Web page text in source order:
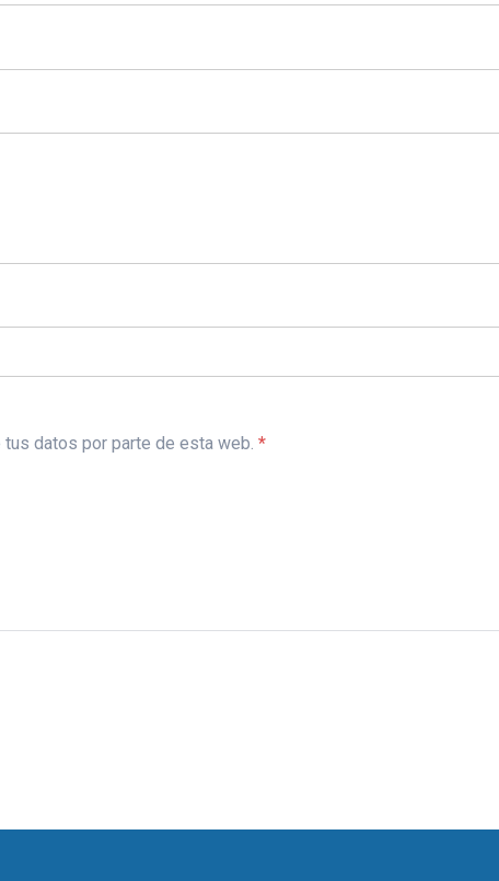
datos por parte de esta web. *